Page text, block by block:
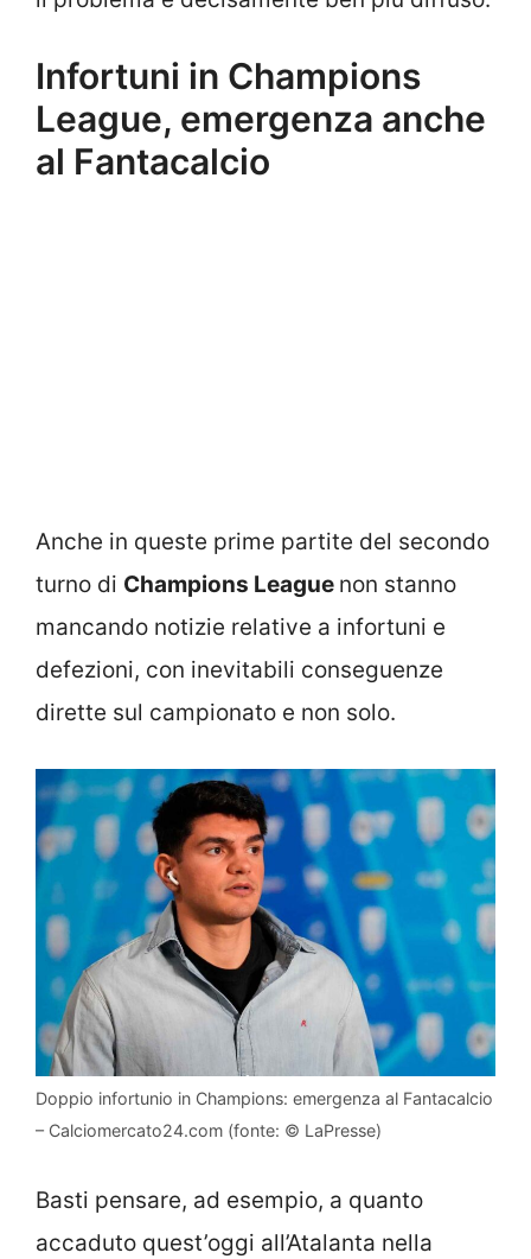
Infortuni in Champions
League, emergenza anche
al Fantacalcio
Anche in queste prime partite del secondo
turno di Champions League non stanno
mancando notizie relative a infortuni e
defezioni, con inevitabili conseguenze
dirette sul campionato e non solo.
Doppio infortunio in Champions: emergenza al Fantacalcio
– Calciomercato24.com (fonte: © LaPresse)
Basti pensare, ad esempio, a quanto
accaduto quest’oggi all’Atalanta nella